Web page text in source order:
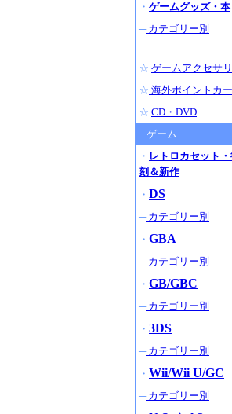
・ ゲームグッズ・本
─カテゴリー別
☆ ゲームアクセサリ
☆ 海外ポイントカ
☆ CD・DVD
ゲーム
・ レトロカセット
刻＆新作
・ DS
─カテゴリー別
・ GBA
─カテゴリー別
・ GB/GBC
─カテゴリー別
・ 3DS
─カテゴリー別
・ Wii/Wii U/GC
─カテゴリー別